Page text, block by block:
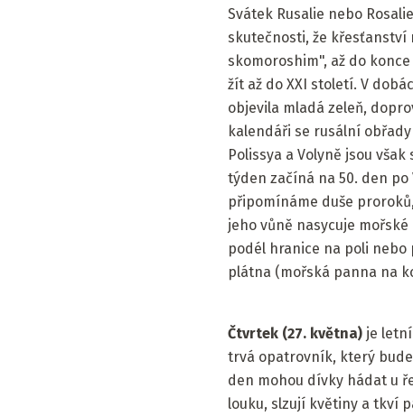
Svátek Rusalie nebo
skutečnosti, že křesťanství
skomoroshim", až do
žít až do XXI století. V
objevila mladá zeleň,
kalendáři se rusální
Polissya a Volyně jsou
týden začíná na 50. den
připomínáme duše
jeho vůně nasycuje
podél hranice na poli
plátna (mořská panna na
Čtvrtek (27. května) je
trvá opatrovník, který
den mohou dívky hádat u
louku, slzují květiny a tkví